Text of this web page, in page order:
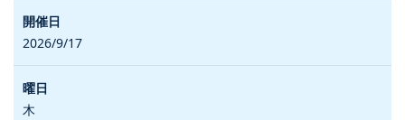
2026/9/17
木